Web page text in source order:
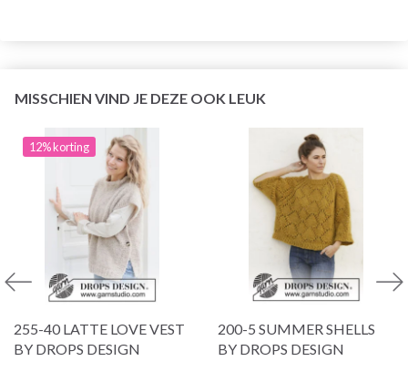
MISSCHIEN VIND JE DEZE OOK LEUK
12% korting
255-40 LATTE LOVE VEST
BY DROPS DESIGN
200-5 SUMMER SHELLS
BY DROPS DESIGN